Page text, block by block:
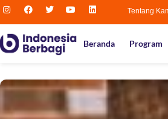
Tentang
Beranda Program